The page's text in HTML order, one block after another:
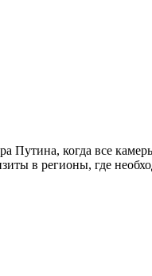
Путина, когда все
в регионы, где